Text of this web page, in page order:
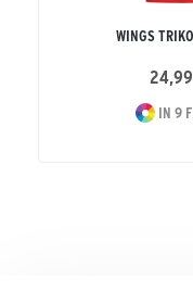
WINGS
IN 9